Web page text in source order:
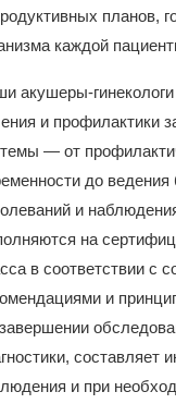
планов,
каждой
акушеры-
и профилактики
— от
до ведения
и
на
в соответствии с
и
составляет
и при